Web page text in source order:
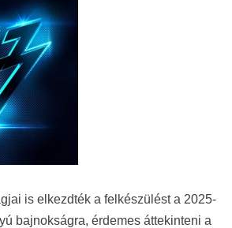
is elkezdték a felkészülést a 2025-
bajnokságra, érdemes áttekinteni a